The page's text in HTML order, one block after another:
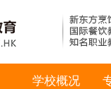
学校概况